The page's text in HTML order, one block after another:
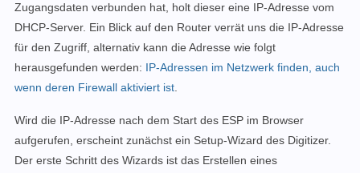
Zugangsdaten verbunden hat, holt dieser eine IP-Adresse vom
DHCP-Server. Ein Blick auf den Router verrät uns die IP-Adresse
für den Zugriff, alternativ kann die Adresse wie folgt
herausgefunden werden: IP-Adressen im Netzwerk finden, auch
wenn deren Firewall aktiviert ist
Wird die IP-Adresse nach dem Start des ESP im Browser
aufgerufen, erscheint zunächst ein Setup-Wizard des Digitizer.
Der erste Schritt des Wizards ist das Erstellen eines